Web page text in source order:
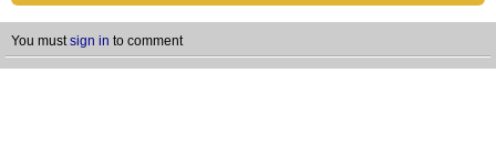
You mustsign in to comment